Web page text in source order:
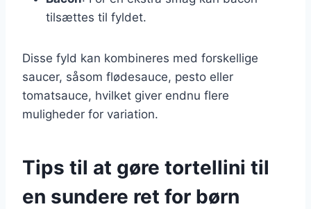
tilsættes til fyldet.
Disse fyld kan kombineres med forskellige
saucer, såsom flødesauce, pesto eller
tomatsauce, hvilket giver endnu flere
muligheder for variation.
Tips til at gøre tortellini til
en sundere ret for børn